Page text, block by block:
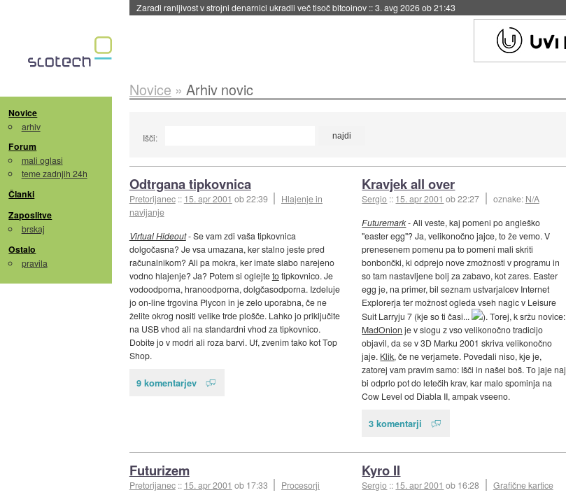
Zaradi ranljivost v strojni denarnici ukradli več tisoč bitcoinov ::3. avg 2026 ob 21:43
Novice
arhiv
Forum
mali oglasi
teme zadnjih 24h
Članki
Zaposlitve
brskaj
Ostalo
pravila
Novice » Arhiv novic
Išči:
Odtrgana tipkovnica
Pretorijanec :: 15. apr 2001 ob 22:39
Hlajenje in
navijanje
Virtual Hideout- Se vam zdi vaša tipkovnica
dolgočasna? Je vsa umazana, ker stalno jeste pred
računalnikom? Ali pa mokra, ker imate slabo narejeno
vodno hlajenje? Ja? Potem si oglejtetotipkovnico. Je
vodoodporna, hranoodporna, dolgčasodporna. Izdeluje
jo on-line trgovina Plycon in je zelo uporabna, če ne
želite okrog nositi velike trde plošče. Lahko jo priključite
na USB vhod ali na standardni vhod za tipkovnico.
Dobite jo v modri ali roza barvi. Uf, zvenim tako kot Top
Shop.
9 komentarjev
Kravjek all over
Sergio :: 15. apr 2001 ob 22:27 oznake: N/A
Futuremark- Ali veste, kaj pomeni po angleško
"easter egg"? Ja, velikonočno jajce, to že vemo. V
prenesenem pomenu pa to pomeni mali skriti
bonbončki, ki odprejo nove zmožnosti v programu in
so tam nastavljene bolj za zabavo, kot zares. Easter
egg je, na primer, bil seznam ustvarjalcev Internet
Explorerja ter možnost ogleda vseh nagic v Leisure
Suit Larryju 7 (kje so ti časi...
). Torej, k sržu novice:
MadOnion je v slogu z vso velikonočno tradicijo
objavil, da se v 3D Marku 2001 skriva velikonočno
jaje. Klik, če ne verjamete. Povedali niso, kje je,
zatorej vam pravim samo: Išči in našel boš. To jaje naj
bi odprlo pot do letečih krav, kar malo spominja na
Cow Level od Diabla II, ampak vseeno.
3 komentarji
Futurizem
Pretorijanec :: 15. apr 2001 ob 17:33
Procesorji
Kyro II
Sergio :: 15. apr 2001 ob 16:28
Grafične kartice